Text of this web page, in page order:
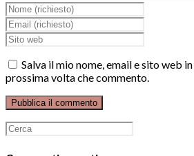
Inserisci
il
tuo
nome
o
nome
utente
per
commentare
Inserisci
il
tuo
indirizzo
email
per
commentare
Enter
your
website
URL
Salva il mio nome, email e sito web
prossima volta che commento.
Ricerca
per: